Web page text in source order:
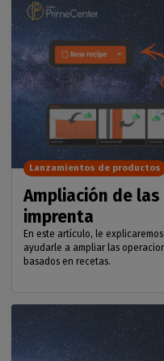
Ampliación de
imprenta
En este artículo, le
ayudarle a ampliar las
basados en recetas.
Lanzamientos de productos